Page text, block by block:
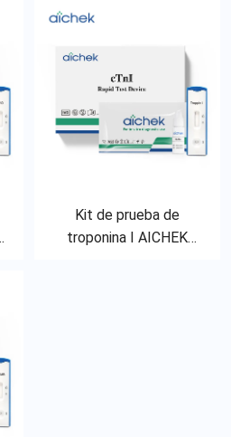
Kit de prueba de
troponina I AICHEK